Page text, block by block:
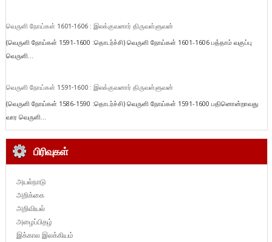
வெருளி நோய்கள் 1601-1606 : இலக்குவனார் திருவள்ளுவன்
(வெருளி நோய்கள் 1591-1600 :தொடர்ச்சி) வெருளி நோய்கள் 1601-1606 பத்தாம் வகுப்பு
வெருளி...
வெருளி நோய்கள் 1591-1600 : இலக்குவனார் திருவள்ளுவன்
(வெருளி நோய்கள் 1586-1590 :தொடர்ச்சி) வெருளி நோய்கள் 1591-1600 பதினொன்றாவது
வார வெருளி...
பிரிவுகள்
அயல்நாடு
அறிக்கை
அறிவியல்
அழைப்பிதழ்
இக்கால இலக்கியம்